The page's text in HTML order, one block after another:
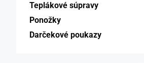
Teplákové súpravy
Ponožky
Darčekové poukazy